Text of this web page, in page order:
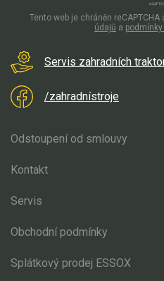
Náhradní díly
Náhradní díly pro motorové pily
Zahradní traktory
Náhradní díly pro křovinořezy
Náhradní díly pro sekačky
Servis zahradních
/zahradnístroje
Odstoupení od smlouvy
Kontakt
Servis
Obchodní podmínky
Splátkový prodej ESSOX
Tento web je chráněn reCAPTCHA
údajů a